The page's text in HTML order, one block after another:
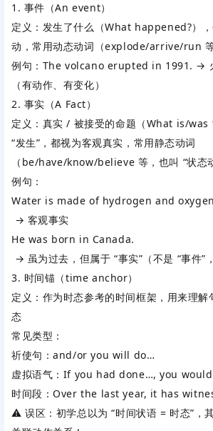
1. 事件（An event）
定义：发生了什么（What happened?）
动 ，常用动态动词 （explode/arrive/run 等
例句： The volcano erupted in 1991. →
（有动作、有变化）
2. 事实（A Fact）
定义：真实 / 被接受的命题（What is/was
“发生”，都视为客观真实，常用静态动词
（be/have/know/believe 等，也叫 “状态动
例句：
Water is made of hydrogen and
→ 客观事实
He was born in Canada.
→ 虽为过去，但属于 “事实”（不是 “事件”
3. 时间锚（time anchor）
定义：作为时态参考的时间框架 ，用来理
态
常见类型：
祈使句：and/or you will do…
虚拟语气： If you had done…, you
时间段： Over the last year, it has
⚠️ 误区：初学总以为 “时间状语 = 时态”，